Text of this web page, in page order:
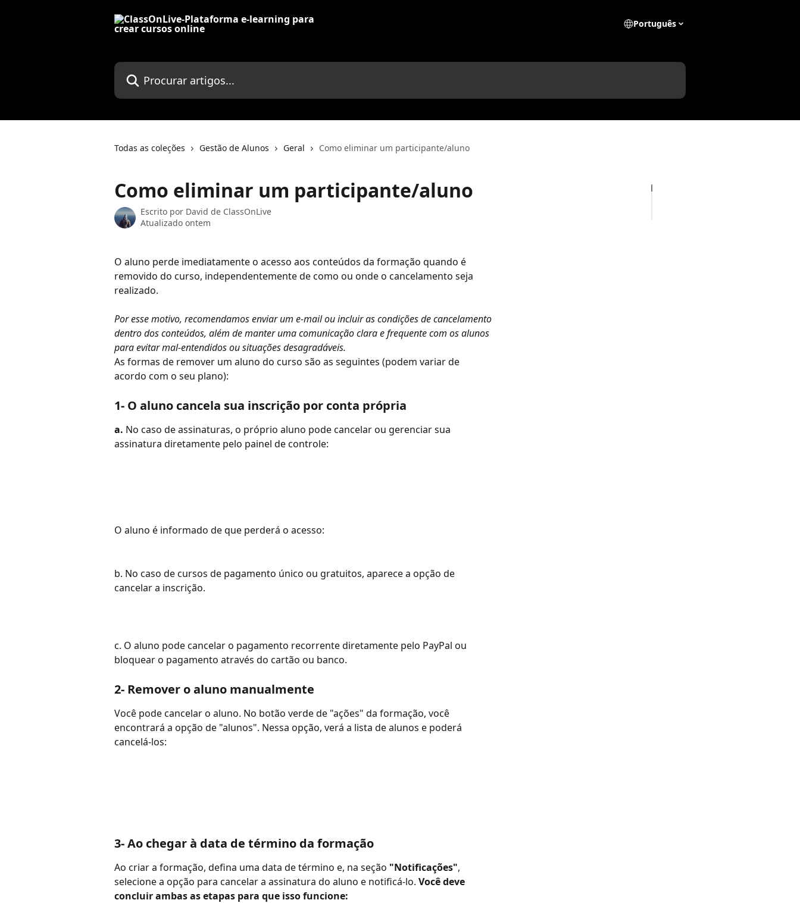
Português
Procurar artigos...
Todas as coleções Gestão de Alunos Geral Como eliminar um participante/aluno
Como eliminar um participante/aluno
Escrito por David de ClassOnLive
Atualizado ontem
O aluno perde imediatamente o acesso aos conteúdos da formação quando é
removido do curso, independentemente de como ou onde o cancelamento seja
realizado.
Por esse motivo, recomendamos enviar um e-mail ou incluir as condições de cancelamento
dentro dos conteúdos, além de manter uma comunicação clara e frequente com os alunos
para evitar mal-entendidos ou situações desagradáveis.
As formas de remover um aluno do curso são as seguintes (podem variar de
acordo com o seu plano):
1- O aluno cancela sua inscrição por conta própria
a. No caso de assinaturas, o próprio aluno pode cancelar ou gerenciar sua
assinatura diretamente pelo painel de controle:
O aluno é informado de que perderá o acesso:
b. No caso de cursos de pagamento único ou gratuitos, aparece a opção de
cancelar a inscrição.
c. O aluno pode cancelar o pagamento recorrente diretamente pelo PayPal ou
bloquear o pagamento através do cartão ou banco.
2- Remover o aluno manualmente
Você pode cancelar o aluno. No botão verde de "ações" da formação, você
encontrará a opção de "alunos". Nessa opção, verá a lista de alunos e poderá
cancelá-los:
3- Ao chegar à data de término da formação
Ao criar a formação, defina uma data de término e, na seção "Notificações",
selecione a opção para cancelar a assinatura do aluno e notificá-lo. Você deve
concluir ambas as etapas para que isso funcione: